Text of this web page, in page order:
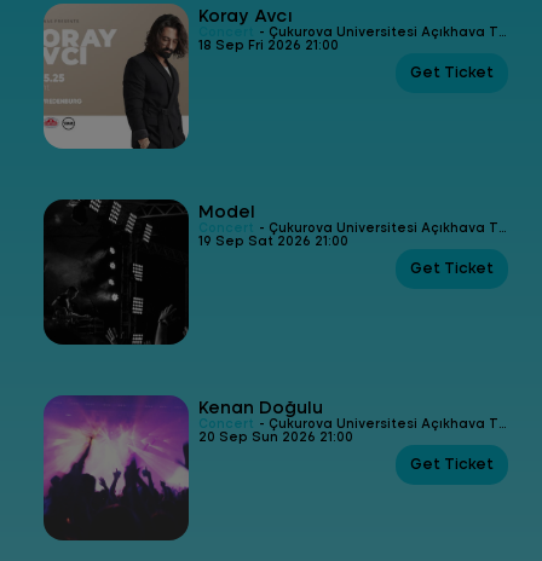
Koray Avcı
- Çukurova Üniversitesi Açıkhava Tiyatrosu
18 Sep Fri 2026 21:00
Get Ticket
Model
Concert
- Çukurova Üniversitesi Açıkhava Tiyatrosu
19 Sep Sat 2026 21:00
Get Ticket
Kenan Doğulu
Concert
- Çukurova Üniversitesi Açıkhava Tiyatrosu
20 Sep Sun 2026 21:00
Get Ticket